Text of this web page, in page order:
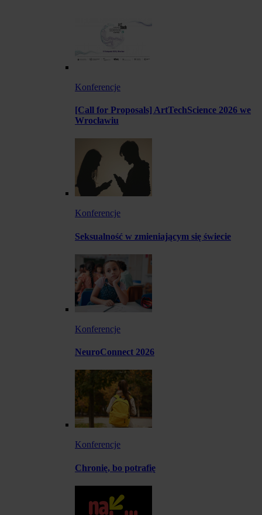
Konferencje
[Call for Proposals] ArtTechScience 2026 we
Wrocławiu
Konferencje
Seksualność w zmieniającym się świecie
Konferencje
NeuroConnect 2026
Konferencje
Chronię, bo potrafię